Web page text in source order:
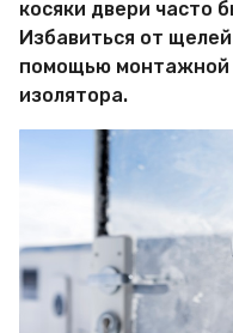
косяки двери часто
Избавиться от
помощью монтажной
изолятора.